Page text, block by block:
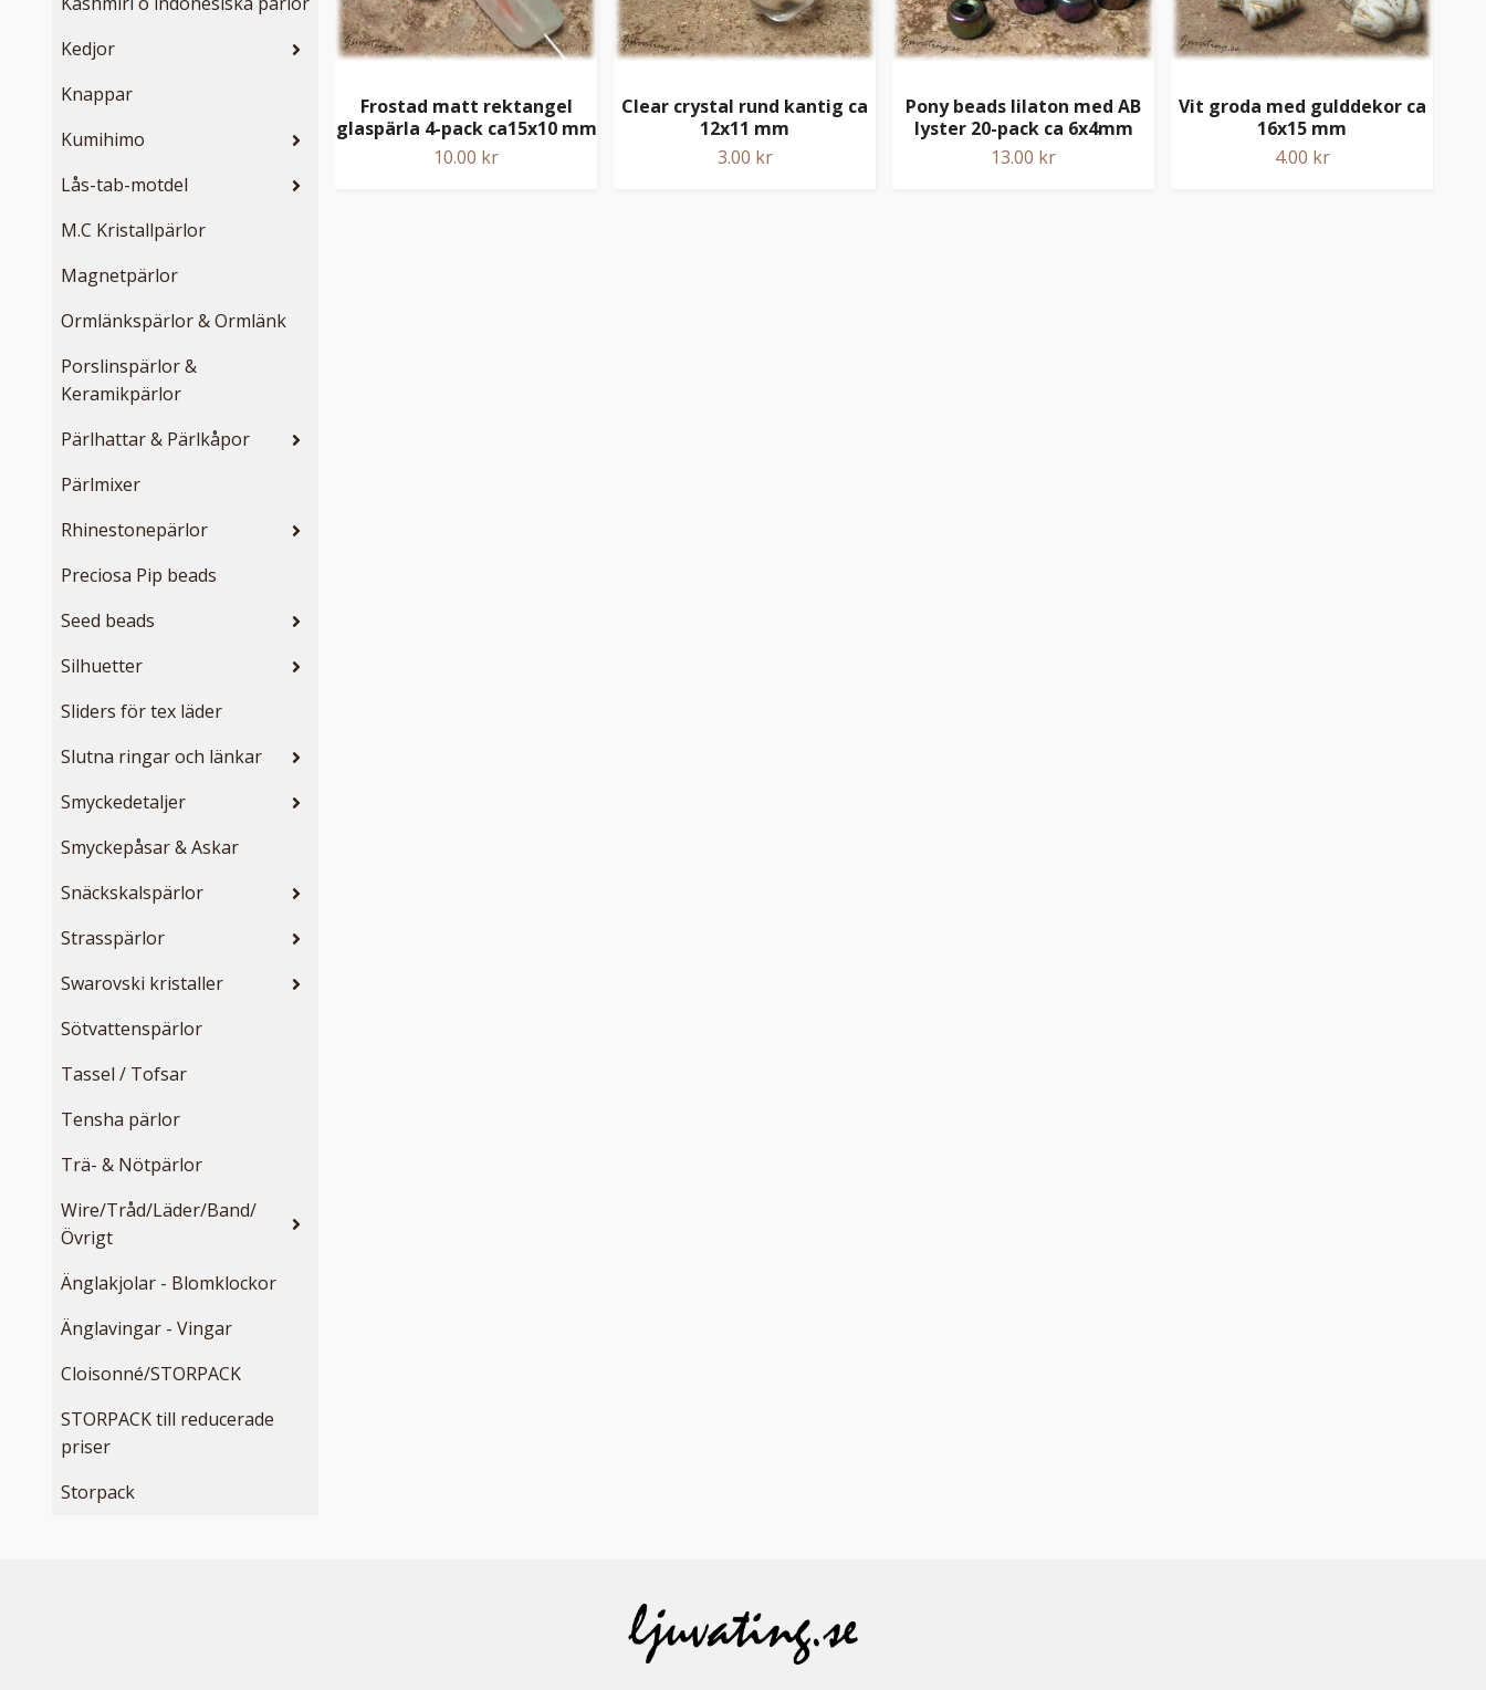
Kedjor
Knappar
Kumihimo
Lås-tab-motdel
M.C Kristallpärlor
Magnetpärlor
Ormlänkspärlor & Ormlänk
Porslinspärlor &
Keramikpärlor
Pärlhattar & Pärlkåpor
Pärlmixer
Rhinestonepärlor
Preciosa Pip beads
Seed beads
Silhuetter
Sliders för tex läder
Slutna ringar och länkar
Smyckedetaljer
Smyckepåsar & Askar
Snäckskalspärlor
Strasspärlor
Swarovski kristaller
Sötvattenspärlor
Tassel / Tofsar
Tensha pärlor
Trä- & Nötpärlor
Wire/Tråd/Läder/Band/
Övrigt
Änglakjolar - Blomklockor
Änglavingar - Vingar
Cloisonné/STORPACK
STORPACK till reducerade
priser
Storpack
Frostad matt rektangel
glaspärla 4-pack ca15x10 mm
10.00 kr
Clear crystal rund kantig ca
12x11 mm
3.00 kr
Pony beads lilaton med AB
lyster 20-pack ca 6x4mm
13.00 kr
Vit groda med gulddekor ca
16x15 mm
4.00 kr